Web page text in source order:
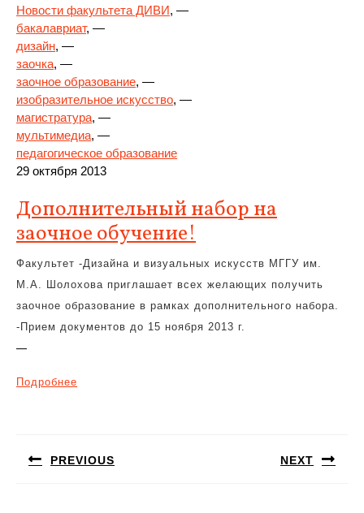
Новости факультета ДИВИ, —
бакалавриат, —
дизайн, —
заочка, —
заочное образование, —
изобразительное искусство, —
магистратура, —
мультимедиа, —
педагогическое образование
29 октября 2013
Дополнительный набор на
заочное обучение!
Факультет -Дизайна и визуальных искусств МГГУ им.
М.А. Шолохова приглашает всех желающих получить
заочное образование в рамках дополнительного набора.
-Прием документов до 15 ноября 2013 г.
—
Подробнее
записям
PREVIOUS NEXT